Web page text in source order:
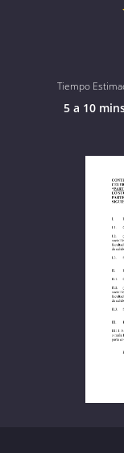
Tiempo
5 a 10